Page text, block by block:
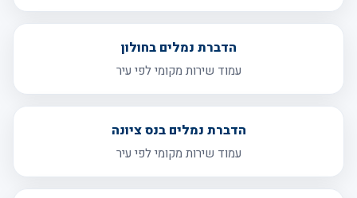
הדברת נמלים בחולון
עמוד שירות מקומי לפי עיר
הדברת נמלים בנס ציונה
עמוד שירות מקומי לפי עיר